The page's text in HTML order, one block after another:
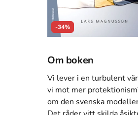
-34%
Om boken
Vi lever i en turbulent
vi mot mer
om den svenska